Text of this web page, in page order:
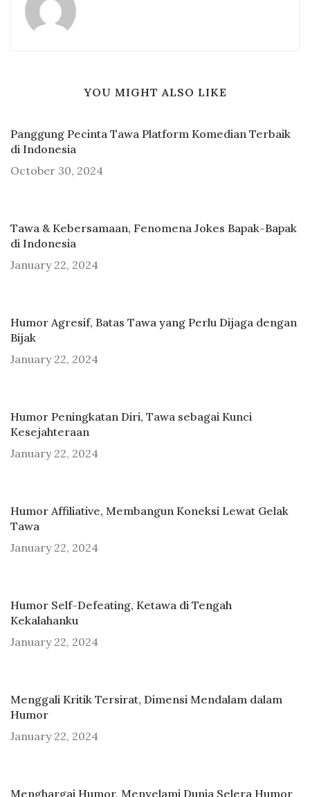
YOU MIGHT ALSO LIKE
Panggung Pecinta Tawa Platform Komedian Terbaik
di Indonesia
October 30, 2024
Tawa & Kebersamaan, Fenomena Jokes Bapak-Bapak
di Indonesia
January 22, 2024
Humor Agresif, Batas Tawa yang Perlu Dijaga dengan
Bijak
January 22, 2024
Humor Peningkatan Diri, Tawa sebagai Kunci
Kesejahteraan
January 22, 2024
Humor Affiliative, Membangun Koneksi Lewat Gelak
Tawa
January 22, 2024
Humor Self-Defeating, Ketawa di Tengah
Kekalahanku
January 22, 2024
Menggali Kritik Tersirat, Dimensi Mendalam dalam
Humor
January 22, 2024
Menghargai Humor, Menyelami Dunia Selera Humor